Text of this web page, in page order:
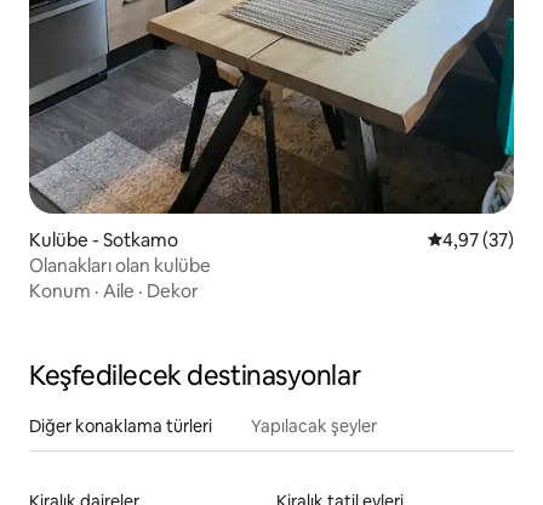
Kulübe - Sotkamo 5 üzerinden
4,97 (37)
Olanakları olan kulübe
Konum · Aile · Dekor
Keşfedilecek destinasyonlar
Diğer konaklama türleri Yapılacak şeyler